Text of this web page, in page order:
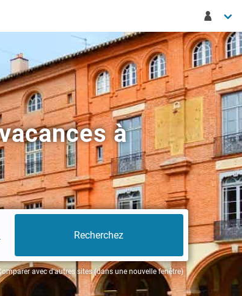
à
avec d'autres sites (dans une nouvelle fenêtre)